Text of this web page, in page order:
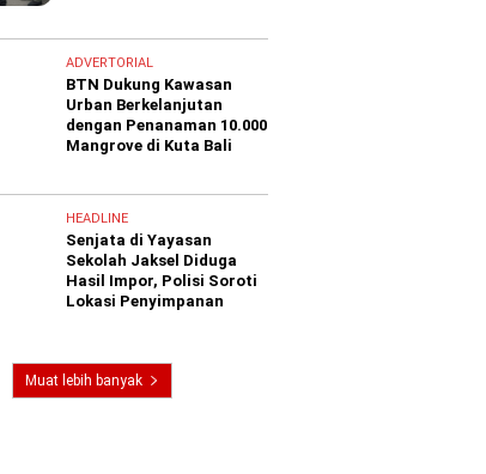
ADVERTORIAL
BTN Dukung Kawasan
Urban Berkelanjutan
dengan Penanaman 10.000
Mangrove di Kuta Bali
HEADLINE
Senjata di Yayasan
Sekolah Jaksel Diduga
Hasil Impor, Polisi Soroti
Lokasi Penyimpanan
Muat lebih banyak